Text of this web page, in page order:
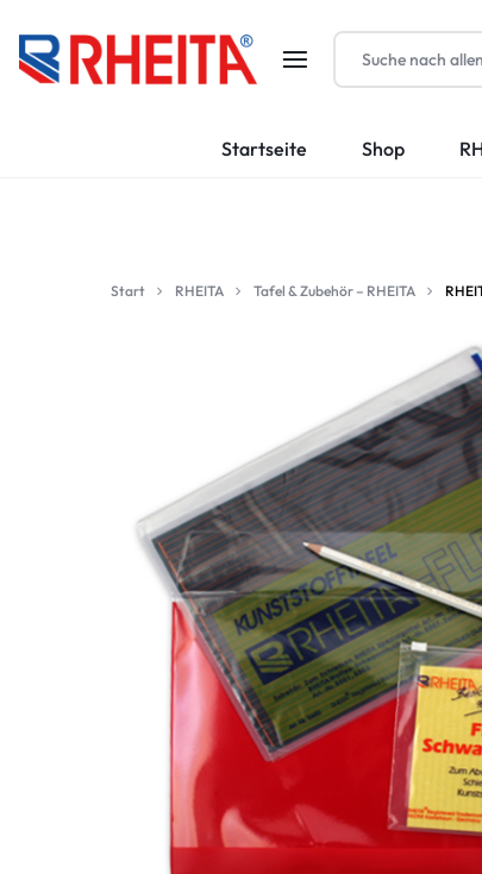
KRAUTKRÄMER
Startseite Shop
Start RHEITA Tafel & Zubehör – RHEITA